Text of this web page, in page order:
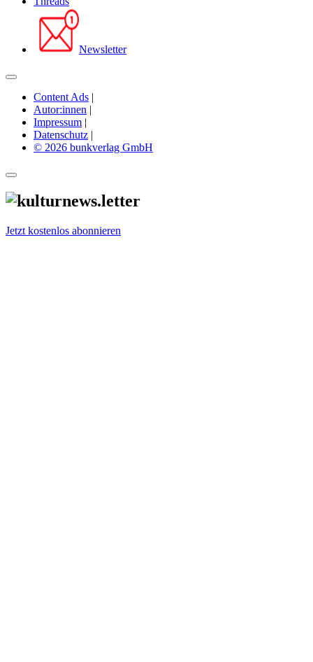
Newsletter
Content Ads |
Autor:innen |
Impressum |
Datenschutz |
© 2026 bunkverlag GmbH
Jetzt kostenlos abonnieren